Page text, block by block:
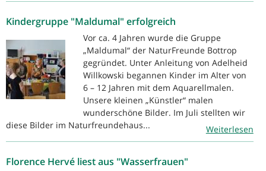
Kindergruppe "Maldumal" erfolgreich
Vor ca. 4 Jahren wurde die Gruppe
„Maldumal“ der NaturFreunde Bottrop
gegründet. Unter Anleitung von Adelheid
Willkowski begannen Kinder im Alter von
6 – 12 Jahren mit dem Aquarellmalen.
Unsere kleinen „Künstler“ malen
wunderschöne Bilder. Im Juli stellten wir
diese Bilder im Naturfreundehaus...
Weiterlesen
Florence Hervé liest aus "Wasserfrauen"